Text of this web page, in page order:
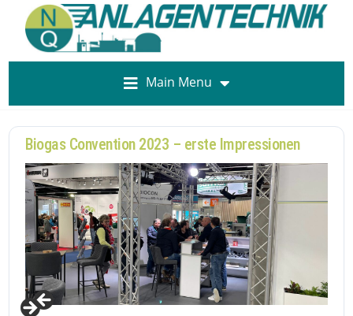
Main Menu
Biogas Convention 2023 – erste Impressionen